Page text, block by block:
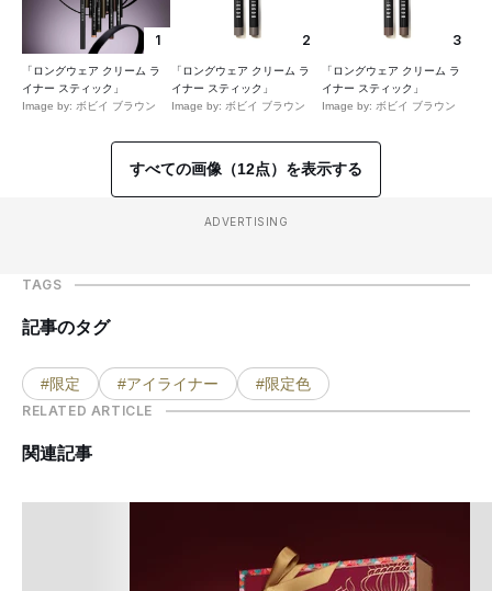
1
「ロングウェア クリーム ラ
イナー スティック」
Image by: ボビイ ブラウン
2
「ロングウェア クリーム ラ
イナー スティック」
Image by: ボビイ ブラウン
3
「ロングウェア クリーム ラ
イナー スティック」
Image by: ボビイ ブラウン
すべての画像（12点）を表示する
ADVERTISING
TAGS
記事のタグ
#限定 #アイライナー #限定色
RELATED ARTICLE
関連記事